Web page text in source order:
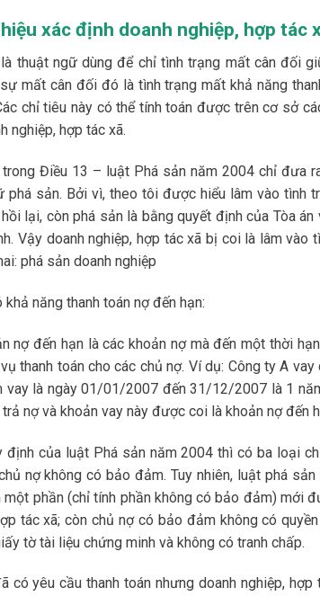
hiệu xác định doanh nghiệp, hợp tác
thuật ngữ dùng để chỉ tình trạng mất cân đối
sự mất cân đối đó là tình trạng mất khả năng
chỉ tiêu này có thể tính toán được trên cơ sở
nghiệp, hợp tác xã.
trong Điều 13 – luật Phá sản năm 2004 chỉ đưa
phá sản. Bởi vì, theo tôi được hiểu lâm vào tình
lại, còn phá sản là bằng quyết định của Tòa
Vậy doanh nghiệp, hợp tác xã bị coi là lâm
phá sản doanh nghiệp
có khả năng thanh
nợ đến hạn là các khoản nợ mà đến một thời
thanh toán cho các chủ nợ. Ví dụ: Công ty A
vay là ngày 01/01/2007 đến 31/12/2007 là 1
nợ và khoản vay này được coi là khoản nợ đến
định của luật Phá sản năm 2004 thì có ba loại
nợ không có bảo đảm. Tuy nhiên, luật phá
phần (chỉ tính phần không có bảo đảm) mới
tác xã; còn chủ nợ có bảo đảm không có
tờ tài liệu chứng minh và không có tranh chấp.
có yêu cầu thanh toán nhưng doanh nghiệp,